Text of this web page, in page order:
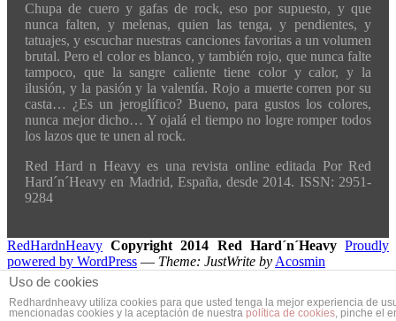
Chupa de cuero y gafas de rock, eso por supuesto, y que
nunca falten, y melenas, quien las tenga, y pendientes, y
tatuajes, y escuchar nuestras canciones favoritas a un volumen
brutal. Pero el color es blanco, y también rojo, que nunca falte
tampoco, que la sangre caliente tiene color y calor, y la
ilusión, y la pasión y la valentía. Rojo a muerte corren por su
casta… ¿Es un jeroglífico? Bueno, para gustos los colores,
nunca mejor dicho… Y ojalá el tiempo no logre romper todos
los lazos que te unen al rock.
Red Hard n Heavy es una revista online editada Por Red
Hard´n´Heavy en Madrid, España, desde 2014. ISSN: 2951-
9284
RedHardnHeavy Copyright 2014 Red Hard´n´Heavy Proudly
powered by WordPress — Theme: JustWrite by Acosmin
Uso de cookies
Redhardnheavy utiliza cookies para que usted tenga la mejor experiencia de
mencionadas cookies y la aceptación de nuestra política de cookies, pinche el